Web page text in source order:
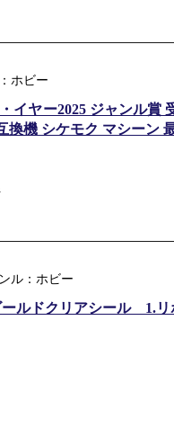
ホビー
イヤー2025 ジャンル賞
換機 シケモク マシーン
ル：ホビー
ールドクリアシール 1.リ